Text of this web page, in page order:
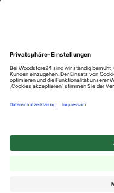
Paypal
Bar bei Abholung
5.00
Bewertungsgrundlage des